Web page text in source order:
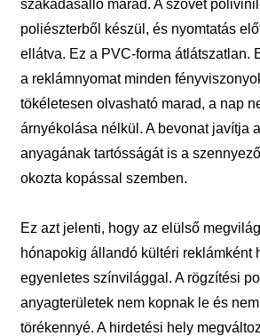
szakadásálló marad. A szövet
poliészterből készül, és nyomtatás
ellátva. Ez a PVC-forma átlátszatlan.
a reklámnyomat minden
tökéletesen olvasható marad, a nap
árnyékolása nélkül. A bevonat javítja
anyagának tartósságát is a
okozta kopással szemben.
Ez azt jelenti, hogy az elülső
hónapokig állandó kültéri reklámként
egyenletes színvilággal. A rögzítési
anyagterületek nem kopnak le és
törékennyé. A hirdetési hely